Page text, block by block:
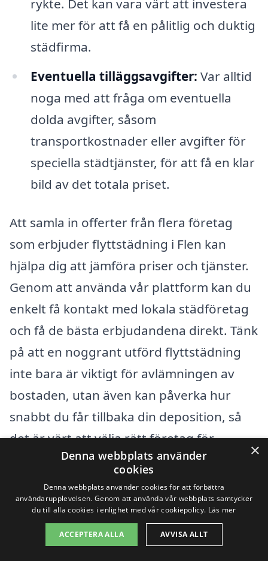
lite mer för att få en pålitlig och duktig
städfirma.
Eventuella tilläggsavgifter: Var alltid
noga med att fråga om eventuella
dolda avgifter, såsom
transportkostnader eller avgifter för
speciella städtjänster, för att få en klar
bild av det totala priset.
Att samla in offerter från flera företag
som erbjuder flyttstädning i Flen kan
hjälpa dig att jämföra priser och tjänster.
Genom att använda vår plattform kan du
enkelt få kontakt med lokala städföretag
och få de bästa erbjudandena direkt. Tänk
på att en noggrant utförd flyttstädning
inte bara är viktigt för avlämningen av
bostaden, utan även kan påverka hur
snabbt du får tillbaka din deposition, så
det är värt att välja rätt företag för
Få 3 erbjudanden, gratis och utan
förpliktelser
×
Denna webbplats använder
cookies
Denna webbplats använder cookies för att förbättra
användarupplevelsen. Genom att använda vår webbplats samtycker
du till alla cookies i enlighet med vår cookiepolicy. Läs mer
ACCEPTERA ALLA AVVISA ALLT